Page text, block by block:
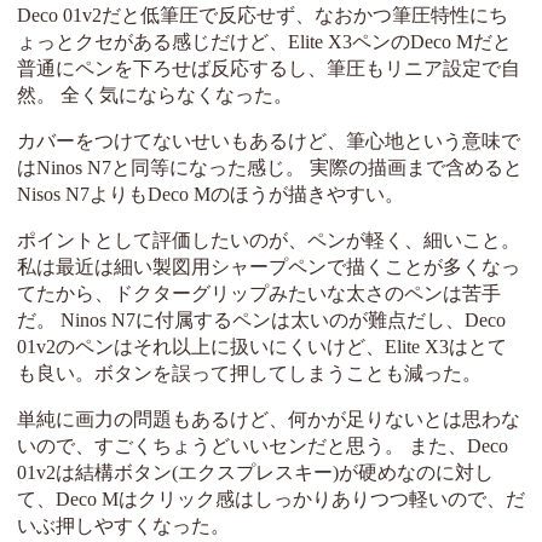
Deco 01v2だと低筆圧で反応せず、なおかつ筆圧特性にち
ょっとクセがある感じだけど、Elite X3ペンのDeco Mだと
普通にペンを下ろせば反応するし、筆圧もリニア設定で自
然。 全く気にならなくなった。
カバーをつけてないせいもあるけど、筆心地という意味で
はNinos N7と同等になった感じ。 実際の描画まで含めると
Nisos N7よりもDeco Mのほうが描きやすい。
ポイントとして評価したいのが、ペンが軽く、細いこと。
私は最近は細い製図用シャープペンで描くことが多くなっ
てたから、ドクターグリップみたいな太さのペンは苦手
だ。 Ninos N7に付属するペンは太いのが難点だし、Deco
01v2のペンはそれ以上に扱いにくいけど、Elite X3はとて
も良い。ボタンを誤って押してしまうことも減った。
単純に画力の問題もあるけど、何かが足りないとは思わな
いので、すごくちょうどいいセンだと思う。 また、Deco
01v2は結構ボタン(エクスプレスキー)が硬めなのに対し
て、Deco Mはクリック感はしっかりありつつ軽いので、だ
いぶ押しやすくなった。